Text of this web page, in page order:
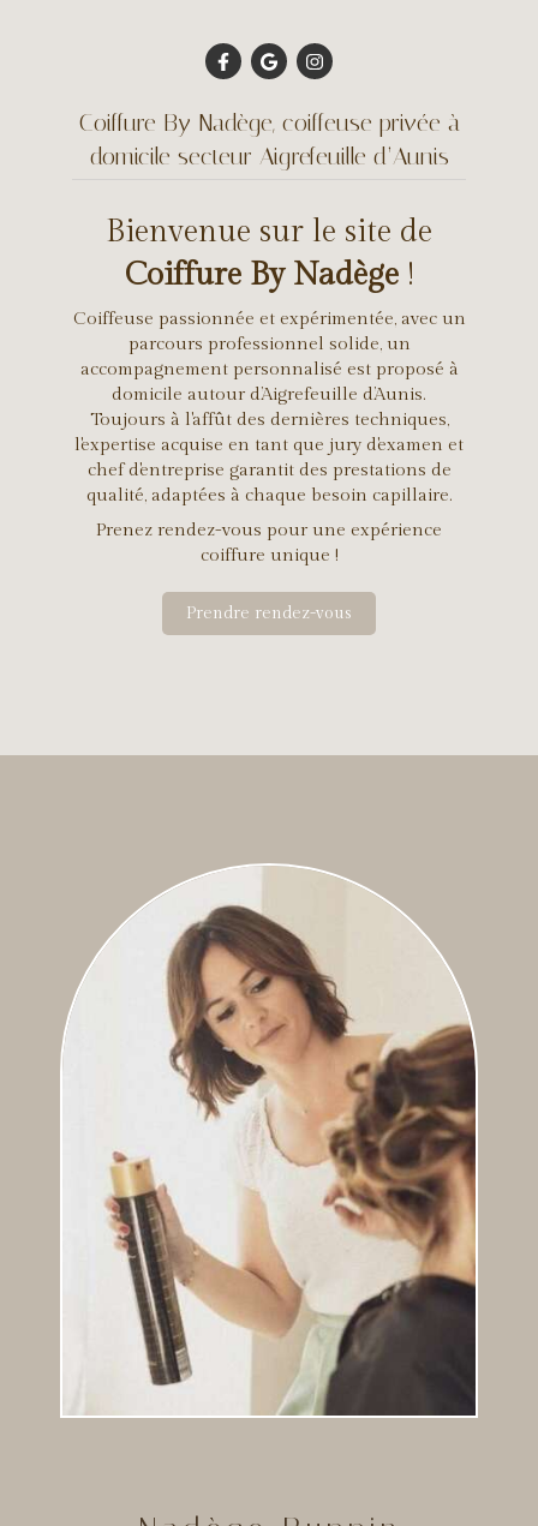
Coiffure By Nadège, coiffeuse privée à
domicile secteur Aigrefeuille d’Aunis
Bienvenue sur le site de
Coiffure By Nadège!
Coiffeuse passionnée et expérimentée, avec un
parcours professionnel solide, un
accompagnement personnalisé est proposé à
domicile autour d’Aigrefeuille d’Aunis.
Toujours à l'affût des dernières techniques,
l'expertise acquise en tant que jury d'examen et
chef d'entreprise garantit des prestations de
qualité, adaptées à chaque besoin capillaire.
Prenez rendez-vous pour une expérience
coiffure unique !
Prendre rendez-vous